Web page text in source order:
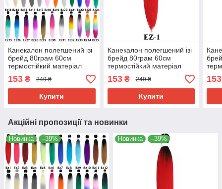
Канекалон полегшений ізі
брейд 80грам 60см
термостійкий матеріал
180°C EZ хвіст омбре
Easy Braid
153 ₴ 249 ₴
Купити
Канекалон полегшений ізі
брейд 80грам 60см
термостійкий матеріал
180°C EZ-1 хвіст омбре
Easy Braid
153₴ 249 ₴
Купити
153
Акційні пропозиції та новинки
Новинка –39% Новинка –39%